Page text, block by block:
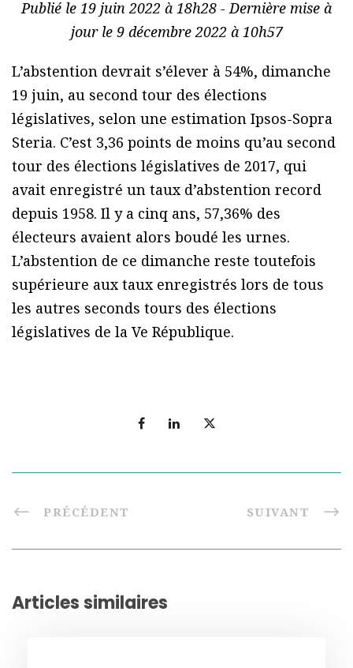
Publié le 19 juin 2022 à 18h28 - Dernière mise à
jour le 9 décembre 2022 à 10h57
L’abstention devrait s’élever à 54%, dimanche
19 juin, au second tour des élections
législatives, selon une estimation Ipsos-Sopra
Steria. C’est 3,36 points de moins qu’au second
tour des élections législatives de 2017, qui
avait enregistré un taux d’abstention record
depuis 1958. Il y a cinq ans, 57,36% des
électeurs avaient alors boudé les urnes.
L’abstention de ce dimanche reste toutefois
supérieure aux taux enregistrés lors de tous
les autres seconds tours des élections
législatives de la Ve République.
PRÉCÉDENT SUIVANT
Articles similaires